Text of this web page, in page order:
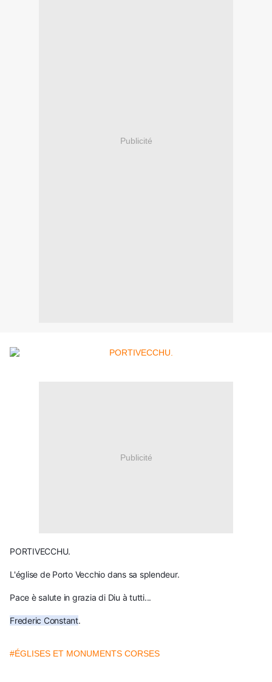
Publicité
Publicité
PORTIVECCHU.
L'église de Porto Vecchio dans sa splendeur.
Pace è salute in grazia di Diu à tutti...
Frederic Constant.
#ÉGLISES ET MONUMENTS CORSES